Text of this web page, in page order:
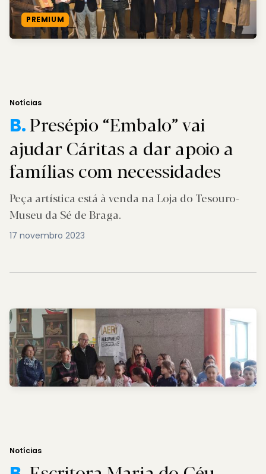
PREMIUM
Notícias
B.Presépio “Embalo” vai
ajudar Cáritas a dar apoio a
famílias com necessidades
Peça artística está à venda na Loja do Tesouro-
Museu da Sé de Braga.
17 novembro 2023
Notícias